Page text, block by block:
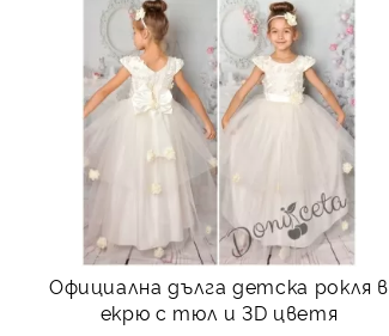
Официална дълга детска рокля в
екрю с тюл и 3D цветя